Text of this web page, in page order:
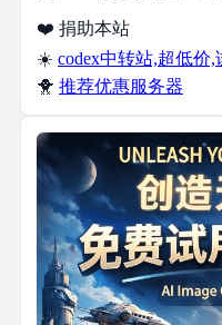
❤️ 捐助本站
☀️ codex中转站,超低价,
🐥 推荐优惠服务器